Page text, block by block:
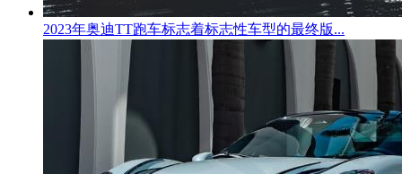
2023年奥迪TT跑车标志着标志性车型的最终版...